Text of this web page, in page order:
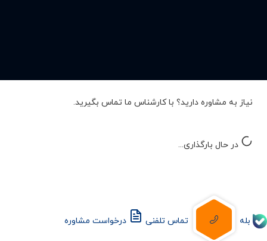
نیاز به مشاوره دارید؟ با کارشناس ما تماس بگیرید.
در حال بارگذاری...
بله تماس تلفنی درخواست مشاوره